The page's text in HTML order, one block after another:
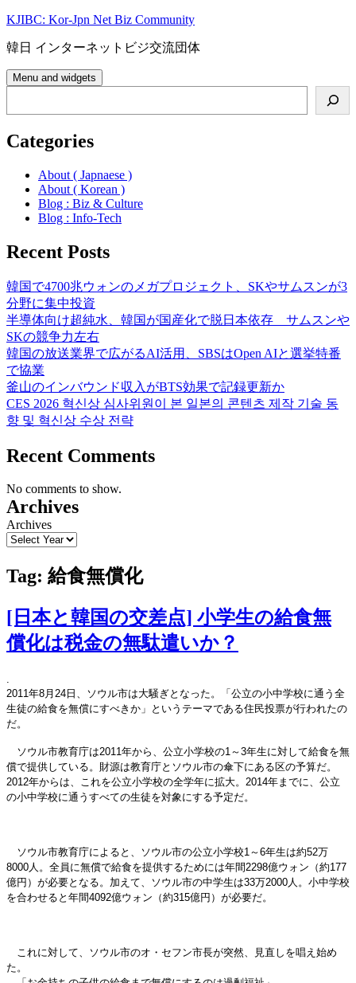
Skip
content
KJIBC: Kor-Jpn Net Biz Community
韓日 インターネットビジ交流団体
Menu and widgets
Categories
About ( Japnaese )
About ( Korean )
Blog : Biz & Culture
Blog : Info-Tech
Recent Posts
韓国で4700兆ウォンのメガプロジェクト、SKやサムスンが3
分野に集中投資
半導体向け超純水、韓国が国産化で脱日本依存 サムスンや
SKの競争力左右
韓国の放送業界で広がるAI活用、SBSはOpen AIと選挙特番
で協業
釜山のインバウンド収入がBTS効果で記録更新か
CES 2026 혁신상 심사위원이 본 일본의 콘텐츠 제작 기술 동
향 및 혁신상 수상 전략
Recent Comments
No comments to show.
Archives
Archives
Tag: 給食無償化
[日本と韓国の交差点] 小学生の給食無
償化は税金の無駄遣いか？
.
2011年8月24日、ソウル市は大騒ぎとなった。「公立の小中学校に通う全
生徒の給食を無償にすべきか」というテーマである住民投票が行われたの
だ。
ソウル市教育庁は2011年から、公立小学校の1～3年生に対して給食を無
償で提供している。財源は教育庁とソウル市の傘下にある区の予算だ。
2012年からは、これを公立小学校の全学年に拡大。2014年までに、公立
の小中学校に通うすべての生徒を対象にする予定だ。
ソウル市教育庁によると、ソウル市の公立小学校1～6年生は約52万
8000人。全員に無償で給食を提供するためには年間2298億ウォン（約177
億円）が必要となる。加えて、ソウル市の中学生は33万2000人。小中学校
を合わせると年間4092億ウォン（約315億円）が必要だ。
これに対して、ソウル市のオ・セフン市長が突然、見直しを唱え始め
た。